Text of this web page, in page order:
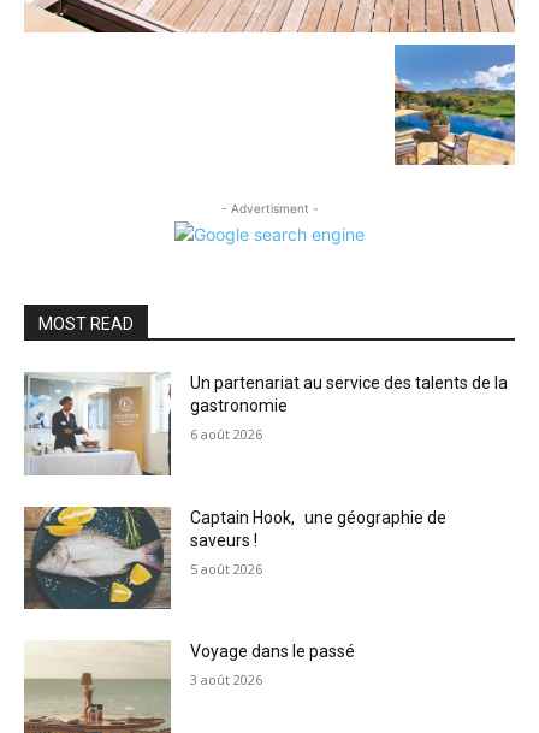
- Advertisment -
MOST READ
Un partenariat au service des talents de la
gastronomie
6 août 2026
Captain Hook, une géographie de
saveurs !
5 août 2026
Voyage dans le passé
3 août 2026